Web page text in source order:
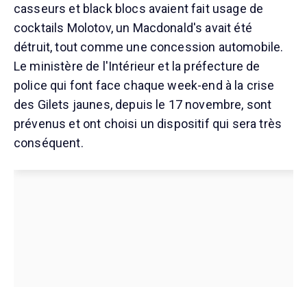
casseurs et black blocs avaient fait usage de
cocktails Molotov, un Macdonald's avait été
détruit, tout comme une concession automobile.
Le ministère de l'Intérieur et la préfecture de
police qui font face chaque week-end à la crise
des Gilets jaunes, depuis le 17 novembre, sont
prévenus et ont choisi un dispositif qui sera très
conséquent.